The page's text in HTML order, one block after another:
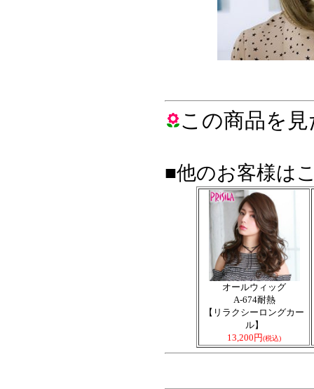
この商品を
■他のお客様は
オールウィッグ
A-674耐熱
【リラクシーロングカー
ル】
13,200円(税込)